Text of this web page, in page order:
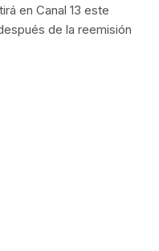
en Canal 13 este
de la reemisión